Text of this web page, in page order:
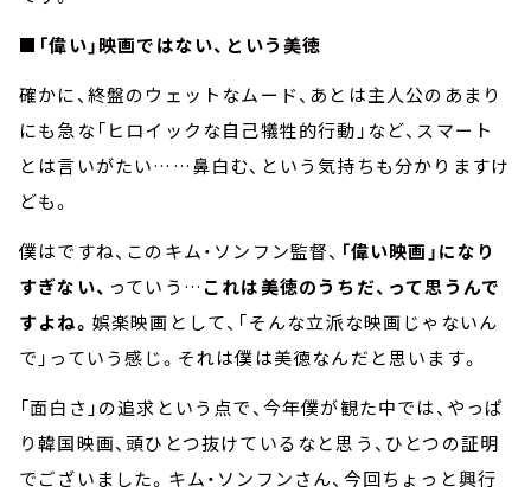
■「偉い」映画ではない、という美徳
確かに、終盤のウェットなムード、あとは主人公のあまり
にも急な「ヒロイックな自己犠牲的行動」など、スマート
とは言いがたい……鼻白む、という気持ちも分かりますけ
ども。
僕はですね、このキム・ソンフン監督、 「偉い映画」になり
すぎない、 っていう… これは美徳のうちだ、って思うんで
すよね。 娯楽映画として、「そんな立派な映画じゃないん
で」っていう感じ。それは僕は美徳なんだと思います。
「面白さ」の追求という点で、今年僕が観た中では、やっぱ
り韓国映画、頭ひとつ抜けているなと思う、ひとつの証明
でございました。キム・ソンフンさん、今回ちょっと興行